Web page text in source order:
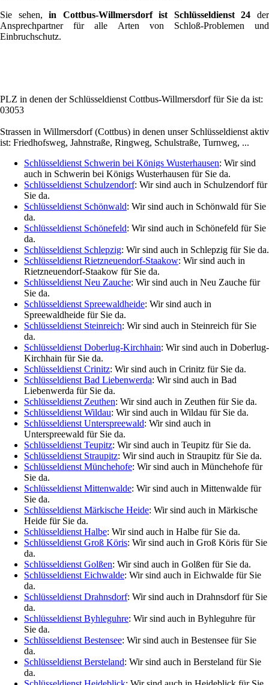
Sie sehen,in Cottbus-Willmersdorf ist Schlüsseldienst 24 der
Ansprechpartner für alle Arten von Schloß-Problemen und
Einbruchschutz.
PLZ in denen der Schlüsseldienst Cottbus-Willmersdorf für Sie da ist:
03053
Strassen in Willmersdorf (Cottbus) in denen unser Schlüsseldienst aktiv
ist: Friedhofsweg, Jahnstraße, Ringweg, Schulstraße, Turnweg, ...
Schlüsseldienst Schwerin bei Königs Wusterhausen: Wir sind
auch in Schwerin bei Königs Wusterhausen für Sie da.
Schlüsseldienst Schulzendorf: Wir sind auch in Schulzendorf für
Sie da.
Schlüsseldienst Schönwald: Wir sind auch in Schönwald für Sie
da.
Schlüsseldienst Schönefeld: Wir sind auch in Schönefeld für Sie
da.
Schlüsseldienst Schlepzig: Wir sind auch in Schlepzig für Sie da.
Schlüsseldienst Rietzneuendorf-Staakow: Wir sind auch in
Rietzneuendorf-Staakow für Sie da.
Schlüsseldienst Neu Zauche: Wir sind auch in Neu Zauche für
Sie da.
Schlüsseldienst Spreewaldheide: Wir sind auch in
Spreewaldheide für Sie da.
Schlüsseldienst Steinreich: Wir sind auch in Steinreich für Sie
da.
Schlüsseldienst Doberlug-Kirchhain: Wir sind auch in Doberlug-
Kirchhain für Sie da.
Schlüsseldienst Crinitz: Wir sind auch in Crinitz für Sie da.
Schlüsseldienst Bad Liebenwerda: Wir sind auch in Bad
Liebenwerda für Sie da.
Schlüsseldienst Zeuthen: Wir sind auch in Zeuthen für Sie da.
Schlüsseldienst Wildau: Wir sind auch in Wildau für Sie da.
Schlüsseldienst Unterspreewald: Wir sind auch in
Unterspreewald für Sie da.
Schlüsseldienst Teupitz: Wir sind auch in Teupitz für Sie da.
Schlüsseldienst Straupitz: Wir sind auch in Straupitz für Sie da.
Schlüsseldienst Münchehofe: Wir sind auch in Münchehofe für
Sie da.
Schlüsseldienst Mittenwalde: Wir sind auch in Mittenwalde für
Sie da.
Schlüsseldienst Märkische Heide: Wir sind auch in Märkische
Heide für Sie da.
Schlüsseldienst Halbe: Wir sind auch in Halbe für Sie da.
Schlüsseldienst Groß Köris: Wir sind auch in Groß Köris für Sie
da.
Schlüsseldienst Golßen: Wir sind auch in Golßen für Sie da.
Schlüsseldienst Eichwalde: Wir sind auch in Eichwalde für Sie
da.
Schlüsseldienst Drahnsdorf: Wir sind auch in Drahnsdorf für Sie
da.
Schlüsseldienst Byhleguhre: Wir sind auch in Byhleguhre für
Sie da.
Schlüsseldienst Bestensee: Wir sind auch in Bestensee für Sie
da.
Schlüsseldienst Bersteland: Wir sind auch in Bersteland für Sie
da.